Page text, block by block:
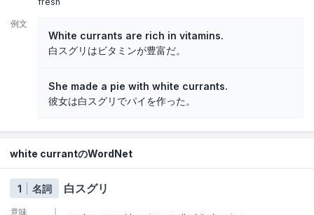
例文
White currants are rich in vitamins.
白スグリはビタミンが豊富だ。
She made a pie with white currants.
彼女は白スグリでパイを作った。
white currantのWordNet
1 名詞 白スグリ
意味